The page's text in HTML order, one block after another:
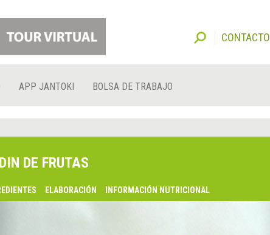
CONTACTO
APP JANTOKI BOLSA DE TRABAJO
DE FRUTAS
ELABORACIÓN INFORMACIÓN NUTRICIONAL